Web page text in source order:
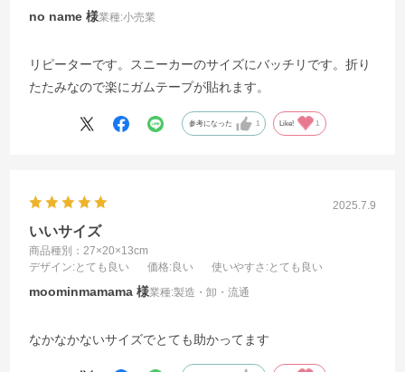
no name 業種:小売業
リピーターです。スニーカーのサイズにバッチリです。折り
たたみなので楽にガムテープが貼れます。
参考になった 1 Like! 1
2025.7.9
いいサイズ
商品種別：27×20×13cm
デザイン:とても良い 価格:良い 使いやすさ :とても良い
moominmamama 業種:製造・卸・流通
なかなかないサイズでとても助かってます